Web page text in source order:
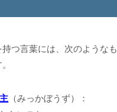
持つ言葉には、次のようなも
（みっかぼうず）：